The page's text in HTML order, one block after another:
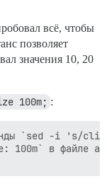
всё, чтобы
позволяет
значения 10, 20
100m; :
`sed -i 's/
100m` в файле